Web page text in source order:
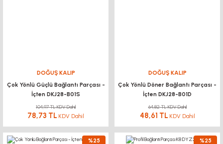
DOĞUŞ KALIP
Çok Yönlü Güçlü Bağlantı Parçası -
İçten DKJ28-B01S
104,97 TL KDV Dahil
78,73 TL KDV Dahil
DOĞUŞ KALIP
Çok Yönlü Döner Bağlantı Parçası -
İçten DKJ28-B01D
64,82 TL KDV Dahil
48,61 TL KDV Dahil
%25 %25